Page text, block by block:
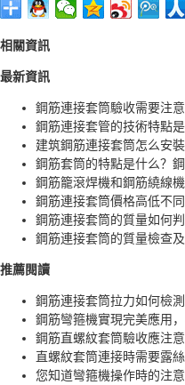
相關資訊
最新資訊
鋼筋連接套筒驗收需要注
鋼筋連接套管的技術特點是
建筑鋼筋連接套筒怎么安裝
鋼筋套筒的特點是什么？
鋼筋籠滾焊機和鋼筋繞線
鋼筋連接套筒價格高低不
鋼筋連接套筒的質量如何判
鋼筋連接套筒的質量檢查及
推薦閱讀
鋼筋連接套筒拉力如何檢測
鋼筋彎箍機實現完美應用
鋼筋直螺紋套筒驗收應注意
直螺紋套筒連接時需要露絲
您知道彎箍機操作時的注意